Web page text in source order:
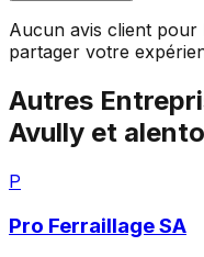
Aucun avis client pour
partager votre
Autres
Avully et
P
Pro Ferraillage SA